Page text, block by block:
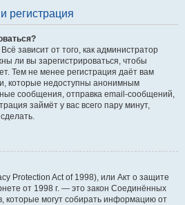
регистрация
зависит от того, как администратор
ли вы зарегистрироваться, чтобы
Тем не менее регистрация даёт вам
которые недоступны анонимным
сообщения, отправка email-сообщений,
займёт у вас всего пару минут,
Protection Act of 1998), или Акт о защите
от 1998 г. — это закон Соединённых
которые могут собирать информацию от